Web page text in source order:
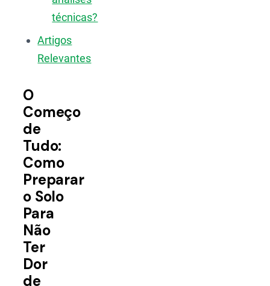
técnicas?
Artigos
Relevantes
O
Começo
de
Tudo:
Como
Preparar
o Solo
Para
Não
Ter
Dor
de